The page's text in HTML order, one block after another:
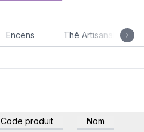
Encens Thé Artisanal
Code produit Nom